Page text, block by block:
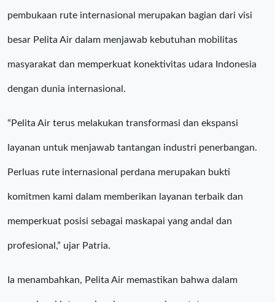
pembukaan rute internasional merupakan bagian dari visi
besar Pelita Air dalam menjawab kebutuhan mobilitas
masyarakat dan memperkuat konektivitas udara Indonesia
dengan dunia internasional.
“Pelita Air terus melakukan transformasi dan ekspansi
layanan untuk menjawab tantangan industri penerbangan.
Perluas rute internasional perdana merupakan bukti
komitmen kami dalam memberikan layanan terbaik dan
memperkuat posisi sebagai maskapai yang andal dan
profesional,” ujar Patria.
Ia menambahkan, Pelita Air memastikan bahwa dalam